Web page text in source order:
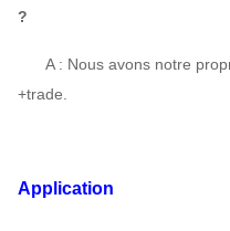
?
A : Nous avons notre
+trade.
Application